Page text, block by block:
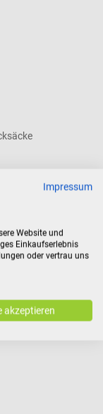
Impressum
Website und
Einkaufserlebnis
oder vertrau uns
akzeptieren